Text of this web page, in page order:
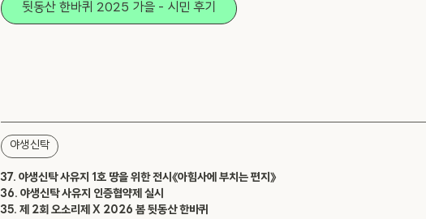
뒷동산 한바퀴 2025 가을 - 시민 후기
야생신탁
37. 야생신탁 사유지 1호 땅을 위한 전시《아힘사에 부치는 편지》
36. 야생신탁 사유지 인증협약제 실시
35. 제 2회 오소리제 X 2026 봄 뒷동산 한바퀴